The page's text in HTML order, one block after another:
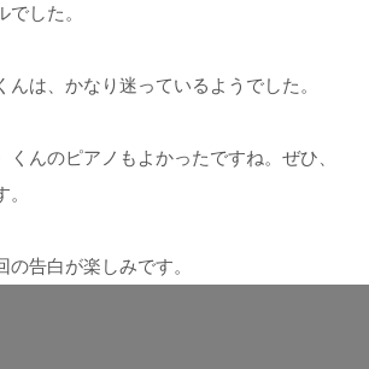
した。
んは、かなり迷っているようでした。
くんのピアノもよかったですね。ぜひ、
の告白が楽しみです。